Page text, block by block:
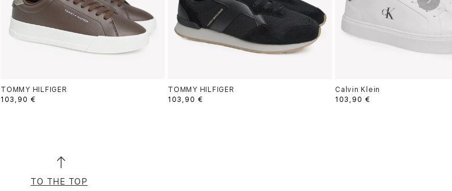
TOMMY HILFIGER
103,90 €
TOMMY HILFIGER
103,90 €
Calvin Klein
103,90 €
TO THE TOP